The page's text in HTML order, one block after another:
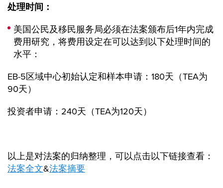
处理时间：
美国公民及移民服务局必须在法案颁布后1年内完成
费用研究，将费用设定在可以达到以下处理时间的
水平：
EB-5区域中心初始认定和样本申请：180天（TEA为
90天）
投资者申请：240天（TEA为120天）
以上是对法案的归纳整理，可以点击以下链接查看：
法案全文&法案摘要